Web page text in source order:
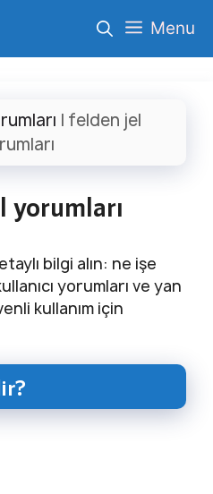
Menu
| felden jel
yorumları
bilgi alın: ne işe
yorumları ve yan
kullanım için